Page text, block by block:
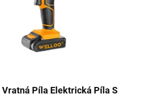
Píla Elektrická Píla S